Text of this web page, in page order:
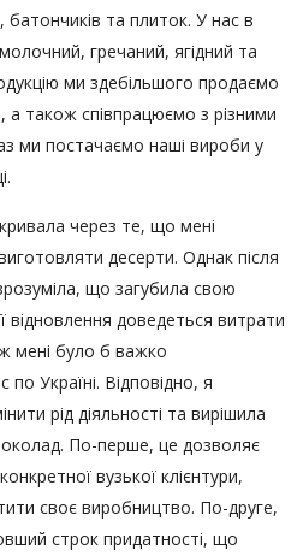
та плиток. У нас в
гречаний, ягідний та
ми здебільшого продаємо
а також співпрацюємо з різними
ми постачаємо наші вироби у
через те, що мені
десерти. Однак після
що загубила свою
відновлення доведеться витрати
мені було б важко
Україні. Відповідно, я
рід діяльності та вирішила
По-перше, це дозволяє
вузької клієнтури,
своє виробництво. По-друге,
строк придатності, що